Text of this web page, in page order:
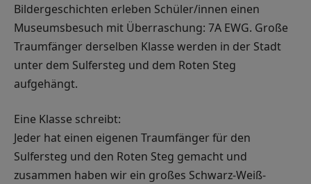
Bildergeschichten erleben Schüler/innen einen
Museumsbesuch mit Überraschung: 7A EWG. Große
Traumfänger derselben Klasse werden in der Stadt
unter dem Sulfersteg und dem Roten Steg
aufgehängt.
Eine Klasse schreibt:
Jeder hat einen eigenen Traumfänger für den
Sulfersteg und den Roten Steg gemacht und
zusammen haben wir ein großes Schwarz-Weiß-